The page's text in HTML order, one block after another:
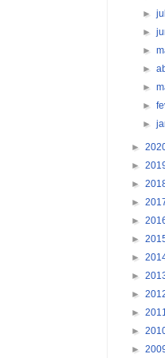
►
►
►
►
►
►
►
►
►
►
►
►
►
►
►
►
► 2011
►
►